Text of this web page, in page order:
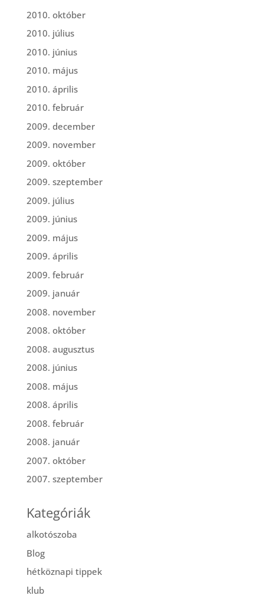
2010. október
2010. július
2010. június
2010. május
2010. április
2010. február
2009. december
2009. november
2009. október
2009. szeptember
2009. július
2009. június
2009. május
2009. április
2009. február
2009. január
2008. november
2008. október
2008. augusztus
2008. június
2008. május
2008. április
2008. február
2008. január
2007. október
2007. szeptember
Kategóriák
alkotószoba
Blog
hétköznapi tippek
klub